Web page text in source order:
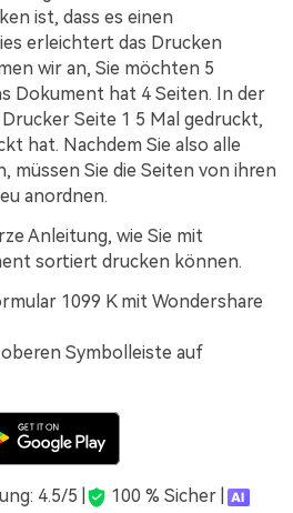
ist, dass es einen
erleichtert das Drucken
wir an, Sie möchten 5
Dokument hat 4 Seiten. In der
Seite 1 5 Mal gedruckt,
hat. Nachdem Sie also alle
müssen Sie die Seiten von ihren
anordnen.
Anleitung, wie Sie mit
sortiert drucken können.
1099 K mit Wondershare
Symbolleiste auf
4.5/5 |
100 % Sicher |